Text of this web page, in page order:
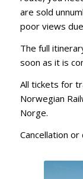
are sold
poor views
The full
soon as it is
All tickets for
Norwegian
Norge.
Cancellation